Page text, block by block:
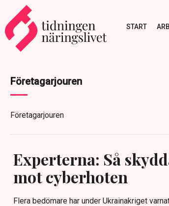
START
Företagarjouren
Företagarjouren
Experterna: Så
mot cyberhoten
Flera bedömare har under Ukrainakriget